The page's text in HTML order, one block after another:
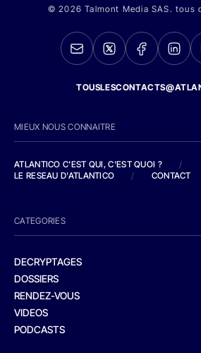
© 2026 Talmont Media SAS. tous
MIEUX NOUS CONNAITRE
ATLANTICO C'EST QUI, C'EST QUOI ?
/
LE RESEAU D'ATLANTICO
/ CONTACT
CATEGORIES
DECRYPTAGES
DOSSIERS
RENDEZ-VOUS
VIDEOS
PODCASTS